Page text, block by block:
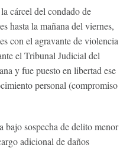
cárcel del condado de
hasta la mañana del viernes,
con el agravante de violencia
el Tribunal Judicial del
y fue puesto en libertad ese
personal (compromiso
bajo sospecha de delito menor
adicional de daños